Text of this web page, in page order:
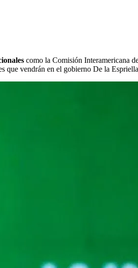
como la Comisión Interamericana
que vendrán en el gobierno De la